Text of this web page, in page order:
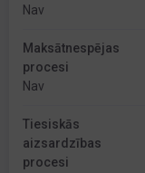
Nav
Maksātnespējas
procesi
Nav
Tiesiskās
aizsardzības
procesi